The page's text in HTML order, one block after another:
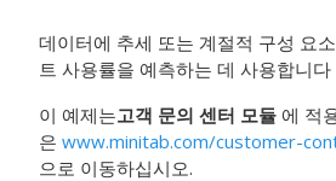
데이터에 추세 또는 계절적 구성 요
트 사용률을 예측하는 데 사용합니다
이 예제는고객 문의 센터 모듈 에 적
은 www.minitab.com/customer-
으로 이동하십시오.